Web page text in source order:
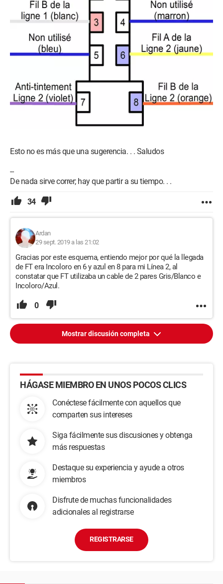
Esto no es más que una sugerencia. . . Saludos
--
De nada sirve correr; hay que partir a su tiempo. . .
34
Ardan
29 sept. 2019 a las 21:02
Gracias por este esquema, entiendo mejor por qué la llegada
de FT era Incoloro en 6 y azul en 8 para mi Línea 2, al
constatar que FT utilizaba un cable de 2 pares Gris/Blanco e
Incoloro/Azul.
0
Mostrar discusión completa
HÁGASE MIEMBRO EN UNOS POCOS CLICS
Conéctese fácilmente con aquellos que
comparten sus intereses
Siga fácilmente sus discusiones y obtenga
más respuestas
Destaque su experiencia y ayude a otros
miembros
Disfrute de muchas funcionalidades
adicionales al registrarse
REGISTRARSE